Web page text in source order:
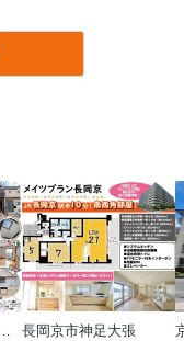
長岡京市神足大張